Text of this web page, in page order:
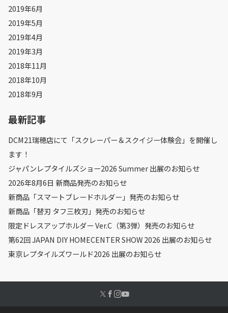
2019年6月
2019年5月
2019年4月
2019年3月
2018年11月
2018年10月
2018年9月
最新記事
DCM21瑞穂店にて「スクレーパー＆スクイジー体験会」を開催し
ます！
ジャパンレプタイルズショー2026 Summer 出展のお知らせ
2026年8月6日 新商品発売のお知らせ
新商品「スマートブレードホルダー」発売のお知らせ
新商品「替刃 タフ三枚刃」発売のお知らせ
限定ドレスアップホルダー Ver.C（第3弾）発売のお知らせ
第62回 JAPAN DIY HOMECENTER SHOW 2026 出展のお知らせ
東京レプタイルズワールド2026 出展のお知らせ